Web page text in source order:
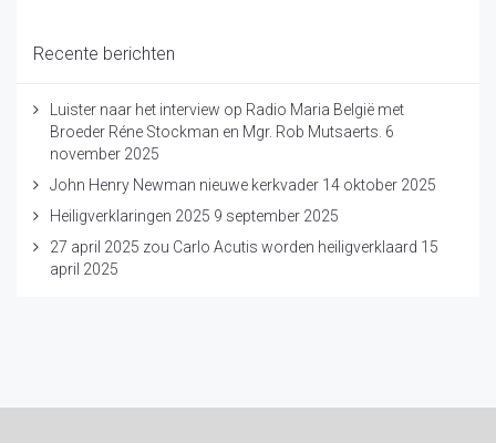
Recente berichten
Luister naar het interview op Radio Maria België met
Broeder Réne Stockman en Mgr. Rob Mutsaerts. 6
november 2025
John Henry Newman nieuwe kerkvader 14 oktober 2025
Heiligverklaringen 2025 9 september 2025
27 april 2025 zou Carlo Acutis worden heiligverklaard 15
april 2025